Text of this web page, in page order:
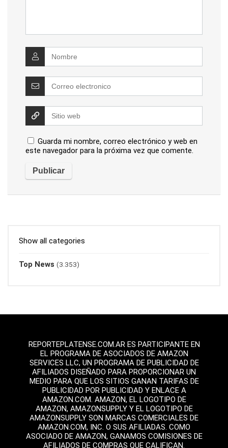
Guarda mi nombre, correo electrónico y web en
este navegador para la próxima vez que comente.
Show all categories
Top News (3.353)
REPORTEPLATENSE.COM.AR ES PARTICIPANTE EN
EL PROGRAMA DE ASOCIADOS DE AMAZON
SERVICES LLC, UN PROGRAMA DE PUBLICIDAD DE
AFILIADOS DISEÑADO PARA PROPORCIONAR UN
MEDIO PARA QUE LOS SITIOS GANAN TARIFAS DE
PUBLICIDAD POR PUBLICIDAD Y ENLACE A
AMAZON.COM. AMAZON, EL LOGOTIPO DE
AMAZON, AMAZONSUPPLY Y EL LOGOTIPO DE
AMAZONSUPPLY SON MARCAS COMERCIALES DE
AMAZON.COM, INC. O SUS AFILIADAS. COMO
ASOCIADO DE AMAZON, GANAMOS COMISIONES DE
AFILIADOS DE COMPRAS QUE CALIFICAN.